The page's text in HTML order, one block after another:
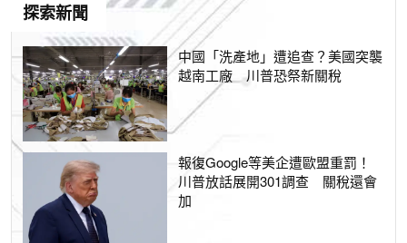
探索新聞
中國「洗產地」遭追查？美國突襲
越南工廠 川普恐祭新關稅
報復Google等美企遭歐盟重罰！
川普放話展開301調查 關稅還會
加